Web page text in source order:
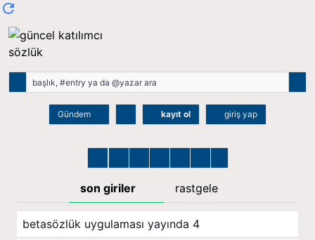
Gündem kayıt ol giriş yap
son giriler rastgele
betasözlük uygulaması yayında 4